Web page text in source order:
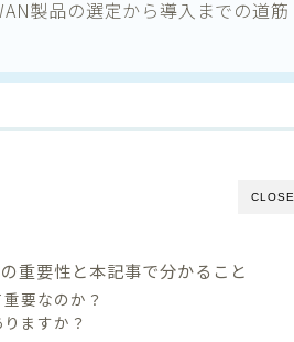
製品の選定から導入までの道筋
CLOSE
重要性と本記事で分かること
要なのか？
ますか？